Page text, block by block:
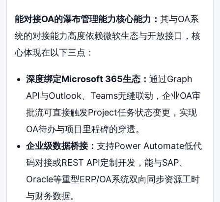
能对接OA的瀑布管理能力核心能力：其与OA系
统的对接能力高度依赖微软生态与开放接口，核
心体现在以下三点：
深度绑定Microsoft 365生态： 通过Graph
API与Outlook、Teams无缝联动，企业OA审
批流可直接触发Project任务状态变更，实现
OA待办与项目里程碑的穿透。
企业级数据桥接： 支持Power Automate低代
码对接或REST API定制开发，能与SAP、
Oracle等重型ERP/OA系统双向同步资源工时
与财务数据。